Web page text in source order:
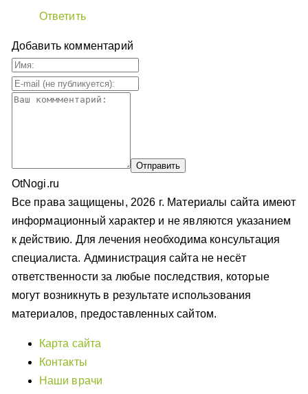
Ответить
Добавить комментарий
OtNogi.ru
Все права защищены, 2026 г. Материалы сайта имеют
информационный характер и не являются указанием
к действию. Для лечения необходима консультация
специалиста. Администрация сайта не несёт
ответственности за любые последствия, которые
могут возникнуть в результате использования
материалов, предоставленных сайтом.
Карта сайта
Контакты
Наши врачи